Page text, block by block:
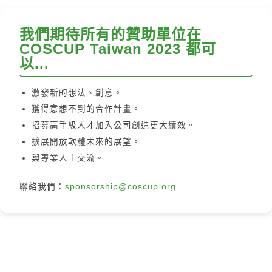
我們期待所有的贊助單位在
COSCUP Taiwan 2023 都可
以...
激發新的想法、創意。
獲得意想不到的合作計畫。
招募高手級人才加入公司創造更大績效。
擴展開放軟體未來的展望。
與專業人士交流。
聯絡我們： sponsorship@coscup.org